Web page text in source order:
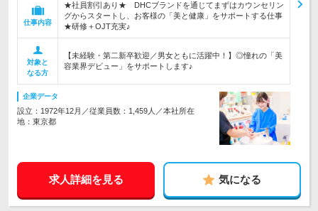
仕事内容
★社員割引あり★ DHCブランドを通じてまずはカウンセリン
グからスタートし、お客様の「美と健康」をサポートする仕事
★研修＋OJT充実♪
対象と
なる方
【未経験・第二新卒歓迎／男女ともに活躍中！】◎憧れの「美
容業界デビュー」をサポートします♪
企業データ
設立：1972年12月／従業員数：1,459人／本社所在
地：東京都
求人詳細を見る 気になる